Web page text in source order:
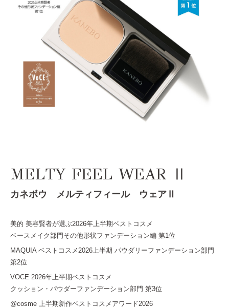
MELTY FEEL WEAR Ⅱ
カネボウ メルティフィール ウェアⅡ
美的 美容賢者が選ぶ2026年上半期ベストコスメ
ベースメイク部門その他形状ファンデーション編 第1位
MAQUIA ベストコスメ2026上半期 パウダリーファンデーション部門
第2位
VOCE 2026年上半期ベストコスメ
クッション・パウダーファンデーション部門 第3位
@cosme 上半期新作ベストコスメアワード2026